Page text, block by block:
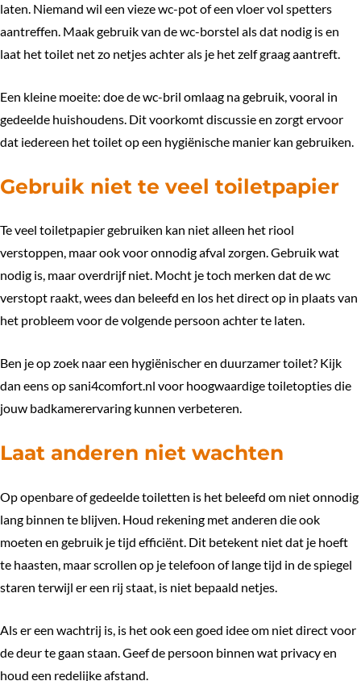
laten. Niemand wil een vieze wc-pot of een vloer vol spetters
aantreffen. Maak gebruik van de wc-borstel als dat nodig is en
laat het toilet net zo netjes achter als je het zelf graag aantreft.
Een kleine moeite: doe de wc-bril omlaag na gebruik, vooral in
gedeelde huishoudens. Dit voorkomt discussie en zorgt ervoor
dat iedereen het toilet op een hygiënische manier kan gebruiken.
Gebruik niet te veel toiletpapier
Te veel toiletpapier gebruiken kan niet alleen het riool
verstoppen, maar ook voor onnodig afval zorgen. Gebruik wat
nodig is, maar overdrijf niet. Mocht je toch merken dat de wc
verstopt raakt, wees dan beleefd en los het direct op in plaats van
het probleem voor de volgende persoon achter te laten.
Ben je op zoek naar een hygiënischer en duurzamer toilet? Kijk
dan eens opsani4comfort.nl voor hoogwaardige toiletopties die
jouw badkamerervaring kunnen verbeteren.
Laat anderen niet wachten
Op openbare of gedeelde toiletten is het beleefd om niet onnodig
lang binnen te blijven. Houd rekening met anderen die ook
moeten en gebruik je tijd efficiënt. Dit betekent niet dat je hoeft
te haasten, maar scrollen op je telefoon of lange tijd in de spiegel
staren terwijl er een rij staat, is niet bepaald netjes.
Als er een wachtrij is, is het ook een goed idee om niet direct voor
de deur te gaan staan. Geef de persoon binnen wat privacy en
houd een redelijke afstand.